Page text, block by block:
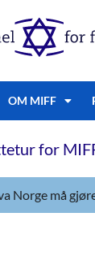
OM MIFF
for
Norge må